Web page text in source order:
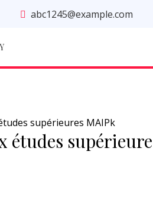
abc1245@example.com
supérieures MAIPk
études